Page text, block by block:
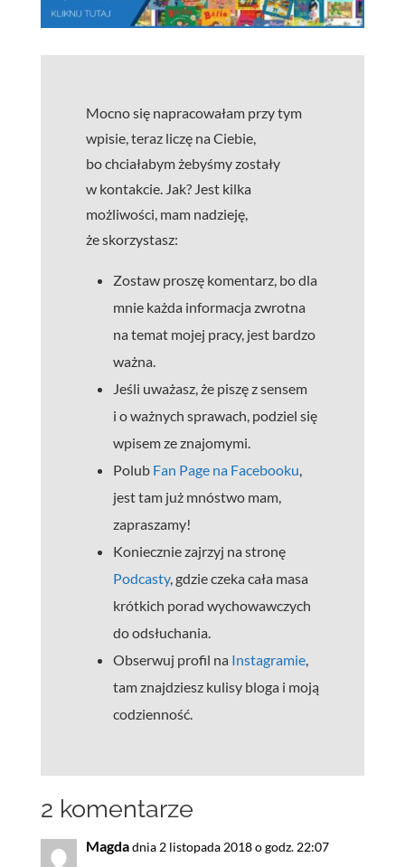
Mocno się napracowałam przy tym
wpisie, teraz liczę na Ciebie,
bo chciałabym żebyśmy zostały
w kontakcie. Jak? Jest kilka
możliwości, mam nadzieję,
że skorzystasz:
Zostaw proszę komentarz, bo dla
mnie każda informacja zwrotna
na temat mojej pracy, jest bardzo
ważna.
Jeśli uważasz, że piszę z sensem
i o ważnych sprawach, podziel się
wpisem ze znajomymi.
Polub Fan Page na Facebooku,
jest tam już mnóstwo mam,
zapraszamy!
Koniecznie zajrzyj na stronę
Podcasty, gdzie czeka cała masa
krótkich porad wychowawczych
do odsłuchania.
Obserwuj profil na Instagramie,
tam znajdziesz kulisy bloga i moją
codzienność.
2 komentarze
Magdadnia 2 listopada 2018 o godz. 22:07